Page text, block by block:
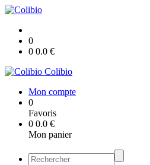
0
0 0.0 €
Colibio
Mon compte
0
Favoris
0 0.0 €
Mon panier